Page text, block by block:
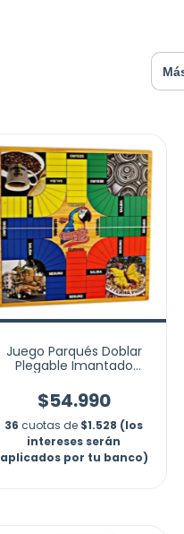
Juego Parqués Doblar
Plegable Imantado
$54.990
36 cuotas de $1.528 (los
intereses serán
aplicados por tu banco)